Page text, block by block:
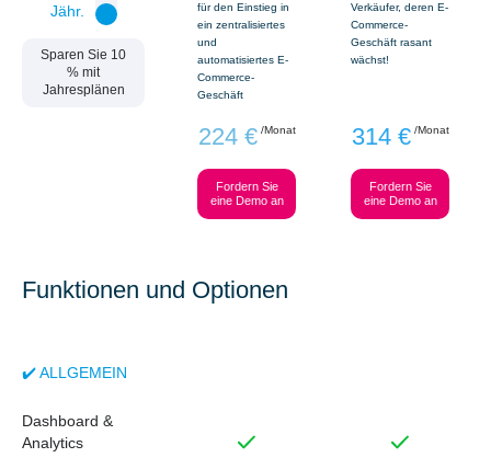
Jähr.
Sparen Sie 10
% mit
Jahresplänen
für den Einstieg in
ein zentralisiertes
und
automatisiertes E-
Commerce-
Geschäft
Verkäufer, deren E-
Commerce-
Geschäft rasant
wächst!
224 € /Monat 314 € /Monat
Fordern Sie
eine Demo an
Fordern Sie
eine Demo an
Funktionen und Optionen
✔️ ALLGEMEIN
Dashboard &
Analytics